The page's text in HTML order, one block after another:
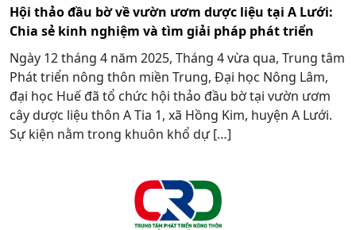
Hội thảo đầu bờ về vườn ươm dược liệu tại A Lưới:
Chia sẻ kinh nghiệm và tìm giải pháp phát triển
Ngày 12 tháng 4 năm 2025, Tháng 4 vừa qua, Trung tâm
Phát triển nông thôn miền Trung, Đại học Nông Lâm,
đại học Huế đã tổ chức hội thảo đầu bờ tại vườn ươm
cây dược liệu thôn A Tia 1, xã Hồng Kim, huyện A Lưới.
Sự kiện nằm trong khuôn khổ dự […]